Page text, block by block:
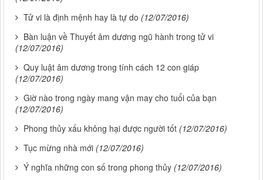
Tử vi là định mệnh hay là tự do (12/07/2016)
Bàn luận về Thuyết âm dương ngũ hành trong tử vi
(12/07/2016)
Quy luật âm dương trong tính cách 12 con giáp
(12/07/2016)
Giờ nào trong ngày mang vận may cho tuổi của bạn
(12/07/2016)
Phong thủy xấu không hại được người tốt (12/07/2016)
Tục mừng nhà mới (12/07/2016)
Ý nghĩa những con số trong phong thủy (12/07/2016)